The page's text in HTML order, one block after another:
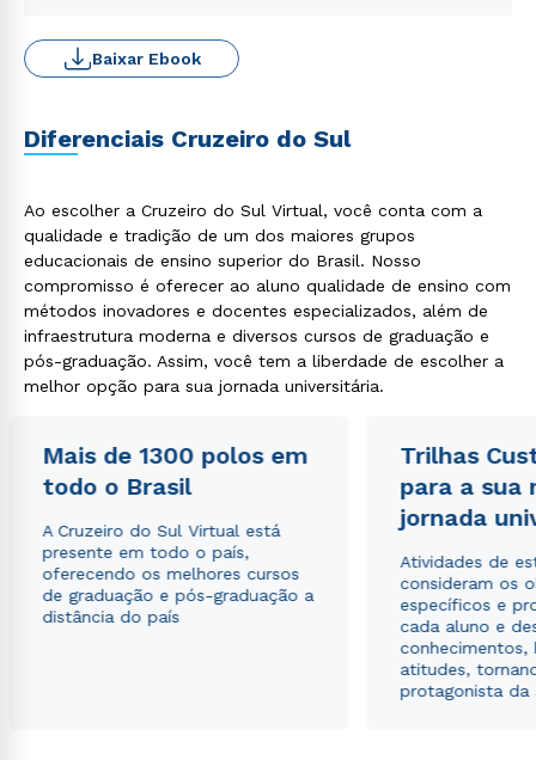
Baixar Ebook
Diferenciais Cruzeiro do Sul
Ao escolher a Cruzeiro do Sul Virtual, você conta com a
qualidade e tradição de um dos maiores grupos
educacionais de ensino superior do Brasil. Nosso
compromisso é oferecer ao aluno qualidade de ensino com
métodos inovadores e docentes especializados, além de
infraestrutura moderna e diversos cursos de graduação e
pós-graduação. Assim, você tem a liberdade de escolher a
melhor opção para sua jornada universitária.
Mais de 1300 polos em
todo o Brasil
A Cruzeiro do Sul Virtual está
presente em todo o país,
oferecendo os melhores cursos
de graduação e pós-graduação a
distância do país
Trilhas
para a sua
jornada
Atividades de
consideram os
específicos e
cada aluno e
conhecimentos,
atitudes,
protagonista da